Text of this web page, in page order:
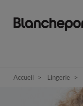
Accueil Lingerie